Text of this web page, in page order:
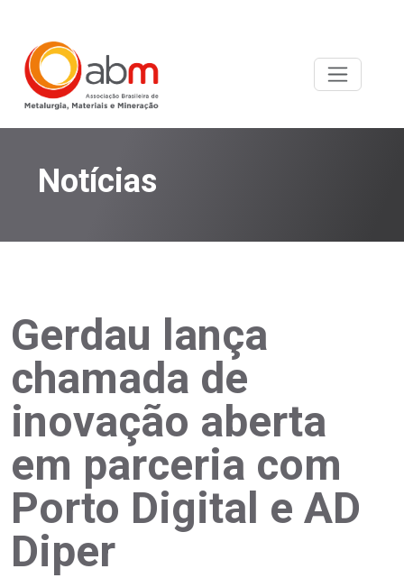
Notícias
Gerdau lança
chamada de
inovação aberta
em parceria com
Porto Digital e AD
Diper